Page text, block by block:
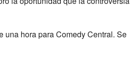
una hora para Comedy Central. Se